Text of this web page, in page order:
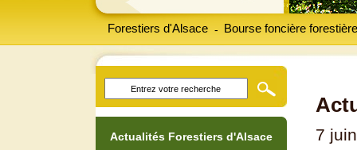
Forestiers d'Alsace Bourse foncière forestière
-
7
Actualités Forestiers d'Alsace